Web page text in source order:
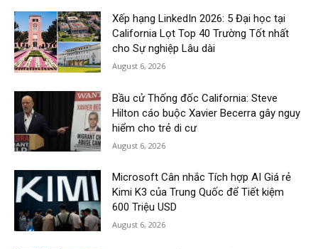
Xếp hạng LinkedIn 2026: 5 Đại học tại
California Lọt Top 40 Trường Tốt nhất
cho Sự nghiệp Lâu dài
August 6, 2026
Bầu cử Thống đốc California: Steve
Hilton cáo buộc Xavier Becerra gây nguy
hiểm cho trẻ di cư
August 6, 2026
Microsoft Cân nhắc Tích hợp AI Giá rẻ
Kimi K3 của Trung Quốc để Tiết kiệm
600 Triệu USD
August 6, 2026